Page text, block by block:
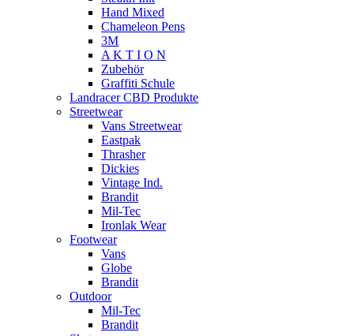
Hand Mixed
Chameleon Pens
3M
A K T I O N
Zubehör
Graffiti Schule
Landracer CBD Produkte
Streetwear
Vans Streetwear
Eastpak
Thrasher
Dickies
Vintage Ind.
Brandit
Mil-Tec
Ironlak Wear
Footwear
Vans
Globe
Brandit
Outdoor
Mil-Tec
Brandit